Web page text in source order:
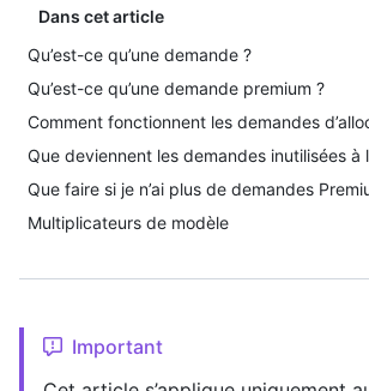
Dans cet article
Qu’est-ce qu’une demande ?
Qu’est-ce qu’une demande premium ?
Comment fonctionnent les demandes
Que deviennent les demandes inutilisées à
Que faire si je n’ai plus de demandes
Multiplicateurs de modèle
Important